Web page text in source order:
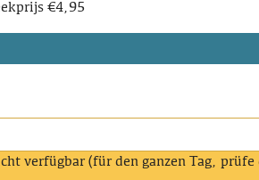
€4,95
verfügbar (für den ganzen Tag,